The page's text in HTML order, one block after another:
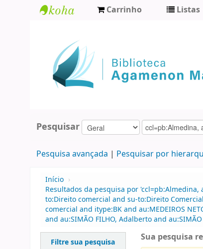
Agamenon
Magalhães
Carrinho Listas
Pesquisar
Pesquisa avançada Pesquisar por
Início ›
Resultados da pesquisa por 'ccl=pb:Almedina,
to:Direito comercial and su-to:Direito
comercial and itype:BK and au:MEDEIROS
and au:SIMÃO FILHO, Adalberto and
Filtre sua pesquisa
Sua pesquisa